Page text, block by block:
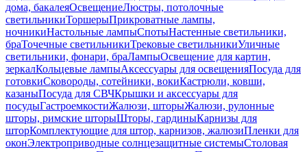
дома, бакалеяОсвещениеЛюстры, потолочные
светильникиТоршерыПрикроватные лампы,
ночникиНастольные лампыСпотыНастенные светильники,
браТочечные светильникиТрековые светильникиУличные
светильники, фонари, браЛампыОсвещение для картин,
зеркалКольцевые лампыАксессуары для освещенияПосуда для
готовкиСковороды, сотейники, вокиКастрюли, ковши,
казаныПосуда для СВЧКрышки и аксессуары для
посудыГастроемкостиЖалюзи, шторыЖалюзи, рулонные
шторы, римские шторыШторы, гардиныКарнизы для
шторКомплектующие для штор, карнизов, жалюзиПленки для
оконЭлектроприводные солнцезащитные системыСтоловая